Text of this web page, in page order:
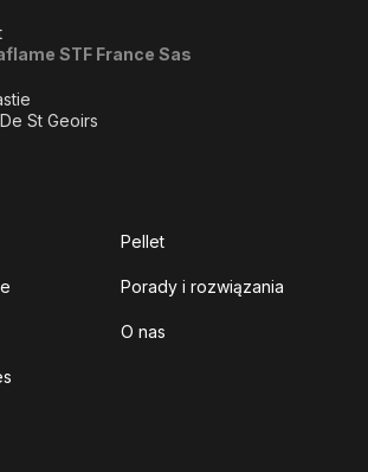
STF France Sas
St Geoirs
Pellet
Porady i rozwiązania
O nas